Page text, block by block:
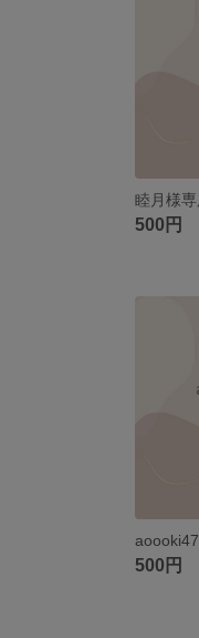
睦月様
500円
500円